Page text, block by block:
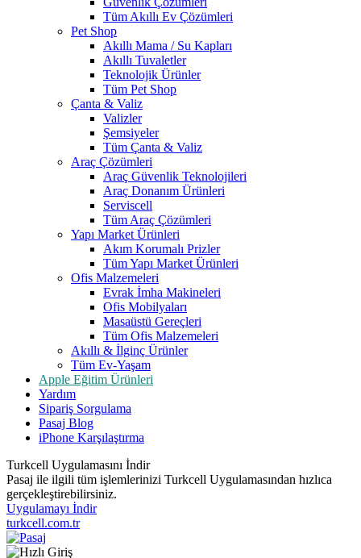
Tüm Akıllı Ev Çözümleri
Pet Shop
Akıllı Mama / Su Kapları
Akıllı Tuvaletler
Teknolojik Ürünler
Tüm Pet Shop
Çanta & Valiz
Valizler
Şemsiyeler
Tüm Çanta & Valiz
Araç Çözümleri
Araç Güvenlik Teknolojileri
Araç Donanım Ürünleri
Serviscell
Tüm Araç Çözümleri
Yapı Market Ürünleri
Akım Korumalı Prizler
Tüm Yapı Market Ürünleri
Ofis Malzemeleri
Evrak İmha Makineleri
Ofis Mobilyaları
Masaüstü Gereçleri
Tüm Ofis Malzemeleri
Akıllı & İlginç Ürünler
Tüm Ev-Yaşam
Apple Eğitim Ürünleri
Yardım
Sipariş Sorgulama
Pasaj Blog
iPhone Karşılaştırma
Turkcell Uygulamasını İndir
Pasaj ile ilgili tüm işlemlerinizi Turkcell Uygulamasından hızlıca
gerçekleştirebilirsiniz.
Uygulamayı İndir
turkcell.com.tr